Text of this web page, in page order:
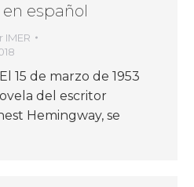
español
IMER
15 de marzo de 1953
del escritor
Hemingway, se